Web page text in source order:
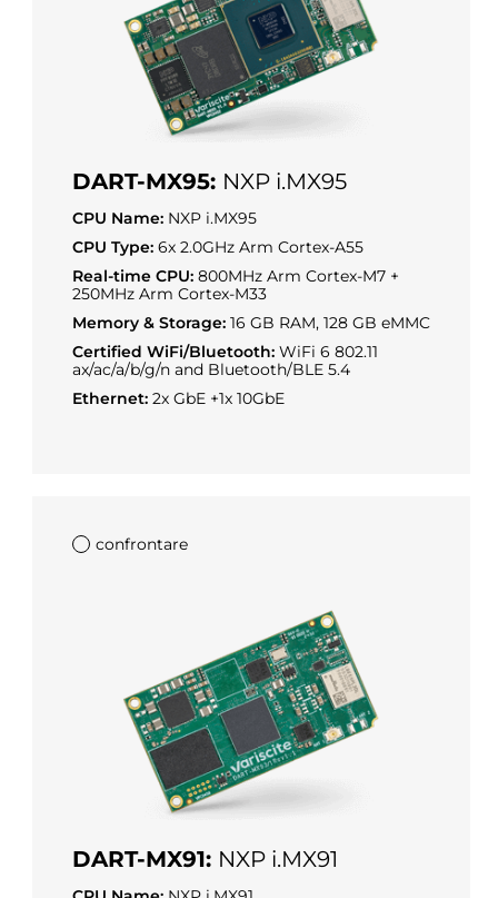
DART-MX95: NXP i.MX95
CPU Name: NXP i.MX95
CPU Type: 6x 2.0GHz Arm Cortex-A55
Real-time CPU: 800MHz Arm Cortex-M7 +
250MHz Arm Cortex-M33
Memory & Storage: 16 GB RAM, 128 GB eMMC
Certified WiFi/Bluetooth: WiFi 6 802.11
ax/ac/a/b/g/n and Bluetooth/BLE 5.4
Ethernet: 2x GbE +1x 10GbE
confrontare
DART-MX91: NXP i.MX91